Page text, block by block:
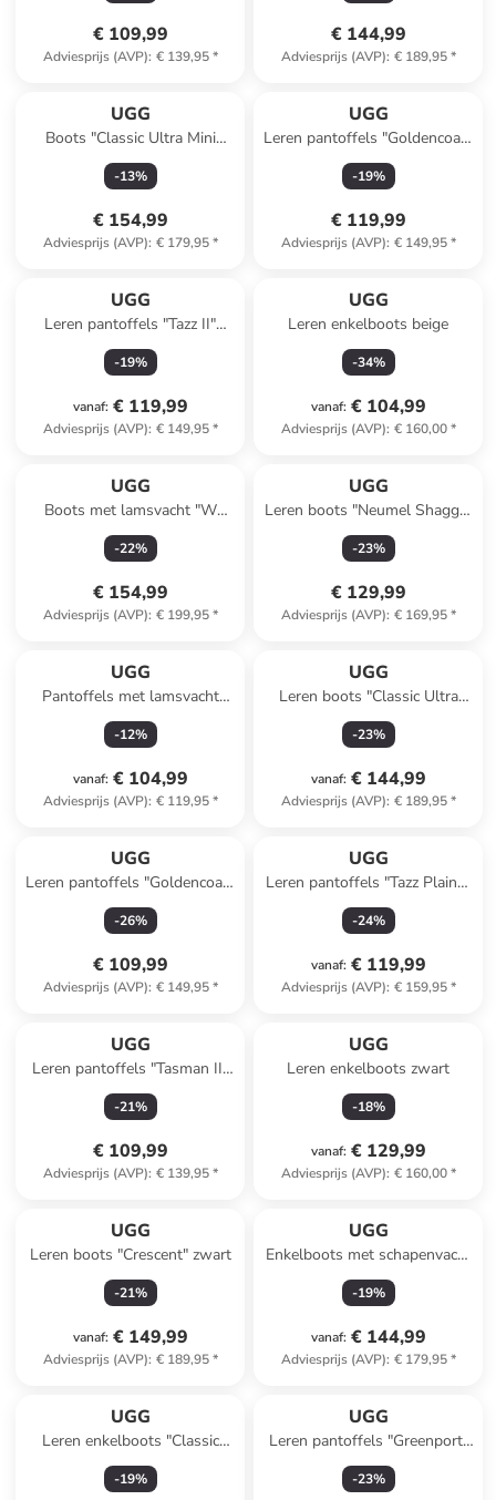
€ 109,99
Adviesprijs (AVP): € 139,95*
€ 144,99
Adviesprijs (AVP): € 189,95*
UGG
Boots "Classic Ultra Mini
Platform" beige
-13%
€ 154,99
Adviesprijs (AVP): € 179,95*
UGG
Leren pantoffels "Goldencoast
II" lichtbruin
-19%
€ 119,99
Adviesprijs (AVP): € 149,95*
UGG
Leren pantoffels "Tazz II"
beige
-19%
vanaf: € 119,99
Adviesprijs (AVP): € 149,95*
UGG
Leren enkelboots beige
-34%
vanaf: € 104,99
Adviesprijs (AVP): € 160,00*
UGG
Boots met lamsvacht "W
Classic Mini Platform" zwart
-22%
€ 154,99
Adviesprijs (AVP): € 199,95*
UGG
Leren boots "Neumel Shaggy"
grijs
-23%
€ 129,99
Adviesprijs (AVP): € 169,95*
UGG
Pantoffels met lamsvacht
"Disquette" zwart
-12%
vanaf: € 104,99
Adviesprijs (AVP): € 119,95*
UGG
Leren boots "Classic Ultra
Mini Biarritz" beige
-23%
vanaf: € 144,99
Adviesprijs (AVP): € 189,95*
UGG
Leren pantoffels "Goldencoast
II" zwart
-26%
€ 109,99
Adviesprijs (AVP): € 149,95*
UGG
Leren pantoffels "Tazz Plains-
Felecity" beige/lichtbruin
-24%
vanaf: € 119,99
Adviesprijs (AVP): € 159,95*
UGG
Leren pantoffels "Tasman II"
antraciet
-21%
€ 109,99
Adviesprijs (AVP): € 139,95*
UGG
Leren enkelboots zwart
-18%
vanaf: € 129,99
Adviesprijs (AVP): € 160,00*
UGG
Leren boots "Crescent" zwart
-21%
vanaf: € 149,99
Adviesprijs (AVP): € 189,95*
UGG
Enkelboots met schapenvacht
"Venture Daze"
lichtbruin/bruin
-19%
vanaf: € 144,99
Adviesprijs (AVP): € 179,95*
UGG
Leren enkelboots "Classic
Ultra Mini" lichtbruin/beige
-19%
UGG
Leren pantoffels "Greenport"
beige
-23%